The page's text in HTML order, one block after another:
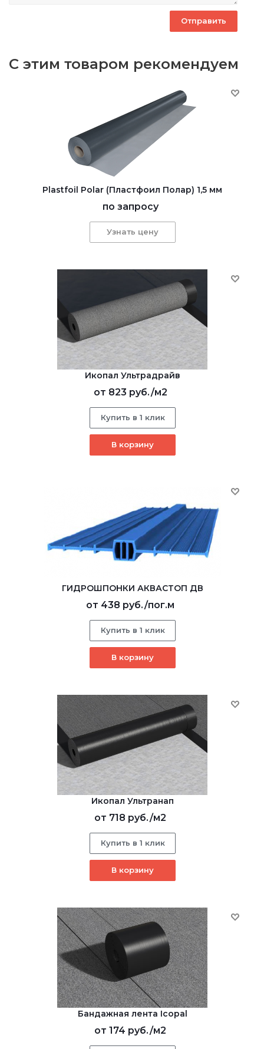
С этим товаром рекомендуем
Plastfoil Polar (Пластфоил Полар) 1,5 мм
по запросу
Узнать цену
Икопал Ультрадрайв
от 823 руб./м2
Купить в 1 клик
В корзину
ГИДРОШПОНКИ АКВАСТОП ДВ
от 438 руб./пог.м
Купить в 1 клик
В корзину
Икопал Ультранап
от 718 руб./м2
Купить в 1 клик
В корзину
Бандажная лента Icopal
от 174 руб./м2